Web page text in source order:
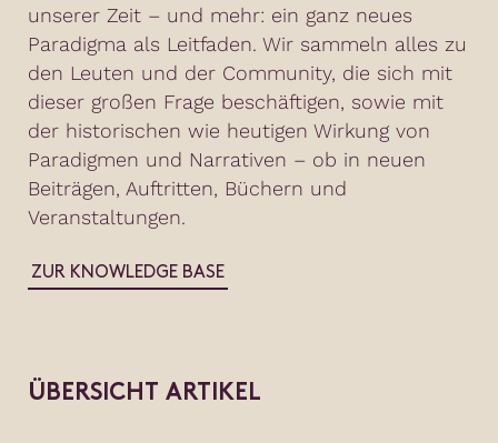
unserer Zeit – und mehr: ein ganz neues
Paradigma als Leitfaden. Wir sammeln alles zu
den Leuten und der Community, die sich mit
dieser großen Frage beschäftigen, sowie mit
der historischen wie heutigen Wirkung von
Paradigmen und Narrativen – ob in neuen
Beiträgen, Auftritten, Büchern und
Veranstaltungen.
ZUR KNOWLEDGE BASE
ÜBERSICHT ARTIKEL